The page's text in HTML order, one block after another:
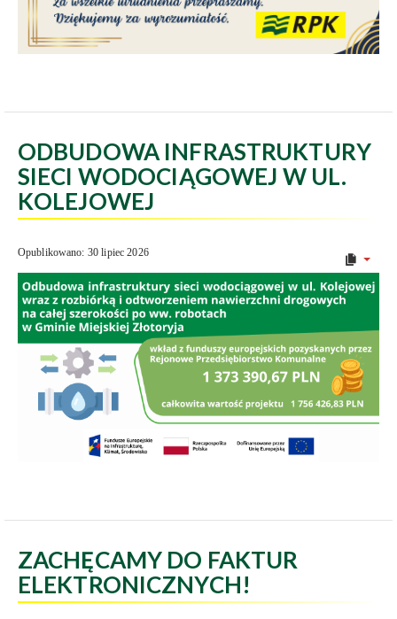
ODBUDOWA INFRASTRUKTURY
SIECI WODOCIĄGOWEJ W UL.
KOLEJOWEJ
Opublikowano: 30 lipiec 2026
ZACHĘCAMY DO FAKTUR
ELEKTRONICZNYCH!